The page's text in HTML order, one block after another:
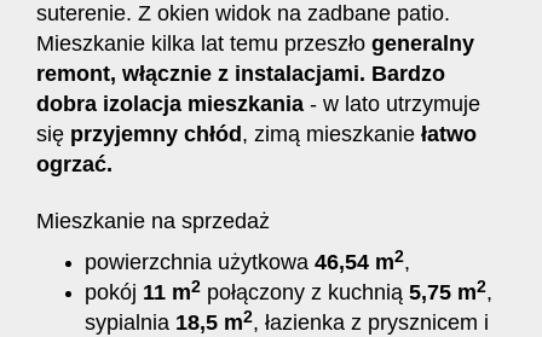
suterenie. Z okien widok na zadbane patio.
Mieszkanie kilka lat temu przeszło generalny
remont, włącznie z instalacjami. Bardzo
dobra izolacja mieszkania - w lato utrzymuje
się przyjemny chłód , zimą mieszkanie łatwo
ogrzać.
Mieszkanie na sprzedaż
powierzchnia użytkowa 46,54 m2,
pokój 11 m2 połączony z kuchnią 5,75 m2,
sypialnia 18,5 m2, łazienka z prysznicem i